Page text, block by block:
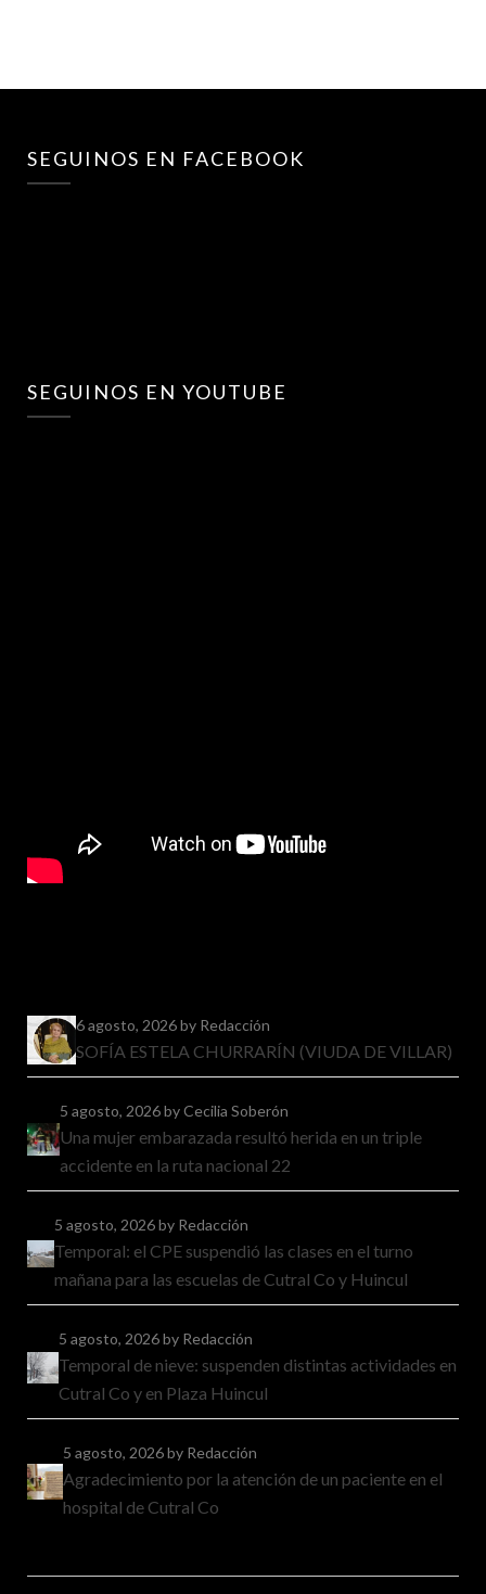
SEGUINOS EN FACEBOOK
SEGUINOS EN YOUTUBE
6 agosto, 2026by Redacción
SOFÍA ESTELA CHURRARÍN (VIUDA DE VILLAR)
5 agosto, 2026by Cecilia Soberón
Una mujer embarazada resultó herida en un triple
accidente en la ruta nacional 22
5 agosto, 2026by Redacción
Temporal: el CPE suspendió las clases en el turno
mañana para las escuelas de Cutral Co y Huincul
5 agosto, 2026by Redacción
Temporal de nieve: suspenden distintas actividades en
Cutral Co y en Plaza Huincul
5 agosto, 2026by Redacción
Agradecimiento por la atención de un paciente en el
hospital de Cutral Co